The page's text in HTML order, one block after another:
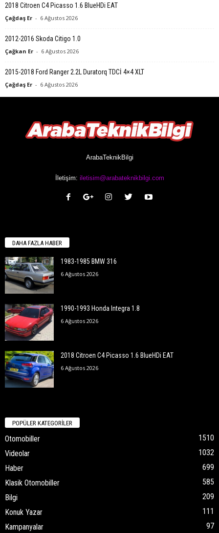
2018 Citroen C4 Picasso 1.6 BlueHDi EAT
Çağdaş Er - 6 Ağustos 2026
2012-2016 Skoda Citigo 1.0
Çağkan Er - 6 Ağustos 2026
2015-2018 Ford Ranger 2.2L Duratorq TDCİ 4×4 XLT
Çağdaş Er - 6 Ağustos 2026
ArabaTeknikBilgi
İletişim: iletisim@arabateknikbilgi.com
DAHA FAZLA HABER
1983-1985 BMW 316
6 Ağustos 2026
1990-1993 Honda Integra 1.8
6 Ağustos 2026
2018 Citroen C4 Picasso 1.6 BlueHDi EAT
6 Ağustos 2026
POPÜLER KATEGORİLER
Otomobiller
1510
Videolar
1032
Haber
699
Klasik Otomobiller
585
Bilgi
209
Konuk Yazar
111
Kampanyalar
97